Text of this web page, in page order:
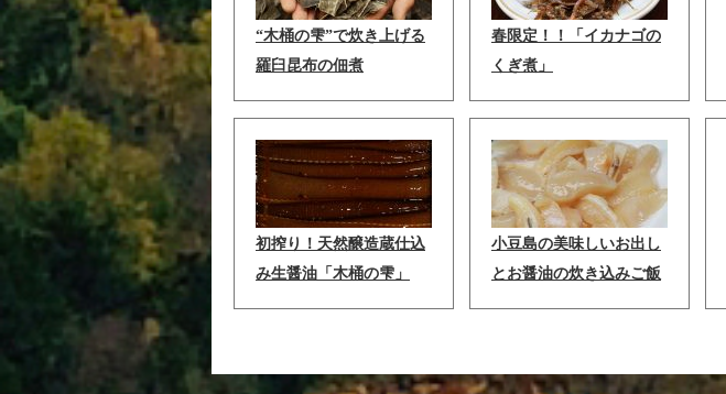
“木桶の雫”で炊き上げる
羅臼昆布の佃煮
春限定！！「イカナゴの
くぎ煮」
初搾り！天然醸造蔵仕込
み生醤油「木桶の雫」
小豆島の美味しいお出し
とお醤油の炊き込みご飯